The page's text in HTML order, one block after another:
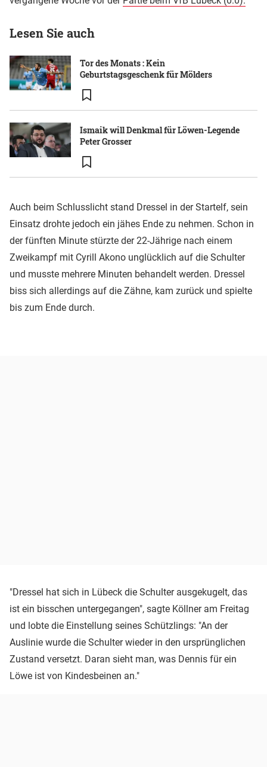
Lesen Sie auch
Tor des Monats : Kein
Geburtstagsgeschenk für Mölders
Ismaik will Denkmal für Löwen-Legende
Peter Grosser
Auch beim Schlusslicht stand Dressel in der Startelf, sein
Einsatz drohte jedoch ein jähes Ende zu nehmen. Schon in
der fünften Minute stürzte der 22-Jährige nach einem
Zweikampf mit Cyrill Akono unglücklich auf die Schulter
und musste mehrere Minuten behandelt werden. Dressel
biss sich allerdings auf die Zähne, kam zurück und spielte
bis zum Ende durch.
"Dressel hat sich in Lübeck die Schulter ausgekugelt, das
ist ein bisschen untergegangen", sagte Köllner am Freitag
und lobte die Einstellung seines Schützlings: "An der
Auslinie wurde die Schulter wieder in den ursprünglichen
Zustand versetzt. Daran sieht man, was Dennis für ein
Löwe ist von Kindesbeinen an."